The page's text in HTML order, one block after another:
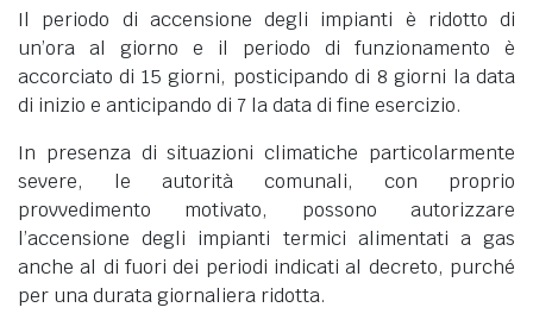
Il periodo di accensione degli impianti è ridotto di
un’ora al giorno e il periodo di funzionamento è
accorciato di 15 giorni, posticipando di 8 giorni la data
di inizio e anticipando di 7 la data di fine esercizio.
In presenza di situazioni climatiche particolarmente
severe, le autorità comunali, con proprio
provvedimento motivato, possono autorizzare
l’accensione degli impianti termici alimentati a gas
anche al di fuori dei periodi indicati al decreto, purché
per una durata giornaliera ridotta.